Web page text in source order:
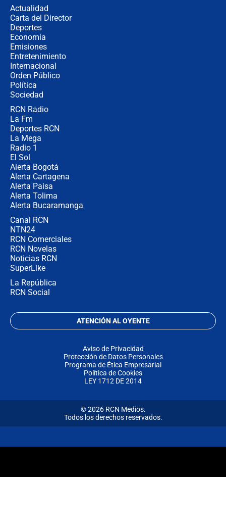
Actualidad
Carta del Director
Deportes
Economía
Emisiones
Entretenimiento
Internacional
Orden Público
Política
Sociedad
RCN Radio
La Fm
Deportes RCN
La Mega
Radio 1
El Sol
Alerta Bogotá
Alerta Cartagena
Alerta Paisa
Alerta Tolima
Alerta Bucaramanga
Canal RCN
NTN24
RCN Comerciales
RCN Novelas
Noticias RCN
SuperLike
La República
RCN Social
ATENCIÓN AL OYENTE
Aviso de Privacidad
Protección de Datos Personales
Programa de Ética Empresarial
Política de Cookies
LEY 1712 DE 2014
© 2026 RCN Medios.
Todos los derechos reservados.